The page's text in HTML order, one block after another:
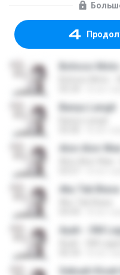
Bohoso
Banyu Langit
Alon Alon
Aku Tak Biasa
Ayah - OM
Sebuah